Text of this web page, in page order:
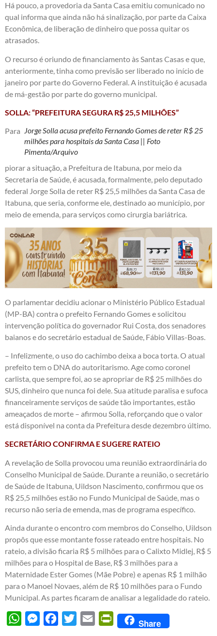
Há pouco, a provedoria da Santa Casa emitiu comunicado no
qual informa que ainda não há sinalização, por parte da Caixa
Econômica, de liberação de dinheiro que possa quitar os
atrasados.
O recurso é oriundo de financiamento às Santas Casas e que,
anteriormente, tinha como previsão ser liberado no início de
janeiro por parte do Governo Federal. A instituição é acusada
de má-gestão por parte do governo municipal.
SOLLA: “PREFEITURA SEGURA R$ 25,5 MILHÕES”
Jorge Solla acusa prefeito Fernando Gomes de reter R$ 25
milhões para hospitais da Santa Casa || Foto
Pimenta/Arquivo
Para
piorar a situação, a Prefeitura de Itabuna, por meio da
Secretaria de Saúde, é acusada, formalmente, pelo deputado
federal Jorge Solla de reter R$ 25,5 milhões da Santa Casa de
Itabuna, que seria, conforme ele, destinado ao município, por
meio de emenda, para serviços como cirurgia bariátrica.
O parlamentar decidiu acionar o Ministério Público Estadual
(MP-BA) contra o prefeito Fernando Gomes e solicitou
intervenção política do governador Rui Costa, dos senadores
baianos e do secretário estadual de Saúde, Fábio Villas-Boas.
– Infelizmente, o uso do cachimbo deixa a boca torta. O atual
prefeito tem o DNA do autoritarismo. Age como coronel
carlista, que sempre foi, ao se apropriar de R$ 25 milhões do
SUS, dinheiro que nunca foi dele. Sua atitude paralisa e sufoca
financeiramente serviços de saúde tão importantes, estão
ameaçados de morte – afirmou Solla, reforçando que o valor
está disponível na conta da Prefeitura desde dezembro último.
SECRETÁRIO CONFIRMA E SUGERE RATEIO
A revelação de Solla provocou uma reunião extraordinária do
Conselho Municipal de Saúde. Durante a reunião, o secretário
de Saúde de Itabuna, Uildson Nascimento, confirmou que os
R$ 25,5 milhões estão no Fundo Municipal de Saúde, mas o
recurso não seria de emenda, mas de programa específico.
Ainda durante o encontro com membros do Conselho, Uildson
propôs que esse montante fosse rateado entre hospitais. No
rateio, a divisão ficaria R$ 5 milhões para o Calixto Midlej, R$ 5
milhões para o Hospital de Base, R$ 3 milhões para a
Maternidade Ester Gomes (Mãe Pobre) e apenas R$ 1 milhão
para o Manoel Novaes, além de R$ 10 milhões para o Fundo
Municipal. As partes ficaram de analisar a legalidade do rateio.
WhatsAppMessengerFacebook
Twitter Email PrintFriendly
Share